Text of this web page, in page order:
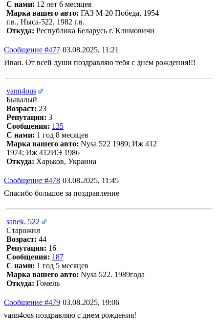
С нами: 12 лет 6 месяцев
Марка вашего авто: ГАЗ М-20 Победа, 1954
г.в., Ныса-522, 1982 г.в.
Откуда: Республика Беларусь г. Климовичи
Сообщение #477 03.08.2025, 11:21
Иван. От всей души поздравляю тебя с днем рождения!!!
vann4ous
Бывалый
Возраст: 23
Репутация: 3
Сообщения: 135
С нами: 1 год 8 месяцев
Марка вашего авто: Nysa 522 1989; Иж 412
1974; Иж 412ИЭ 1986
Откуда: Харьков, Украина
Сообщение #478 03.08.2025, 11:45
Спасибо большое за поздравление
sanek. 522
Старожил
Возраст: 44
Репутация: 16
Сообщения: 187
С нами: 1 год 5 месяцев
Марка вашего авто: Nysa 522. 1989года
Откуда: Гомель
Сообщение #479 03.08.2025, 19:06
vann4ous поздравляю с днем рождения!